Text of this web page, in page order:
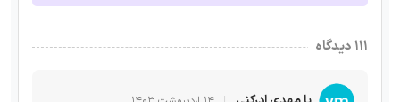
۱۱۱ دیدگاه